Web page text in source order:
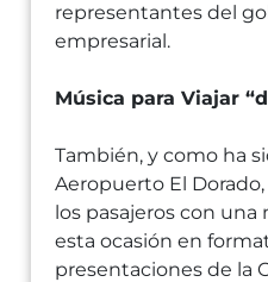
representantes del
empresarial.
Música para Viajar
También, y como ha
Aeropuerto El
los pasajeros con una
esta ocasión en
presentaciones de la